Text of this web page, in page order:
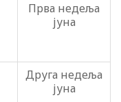
Прва недеља
јуна
Друга недеља
јуна